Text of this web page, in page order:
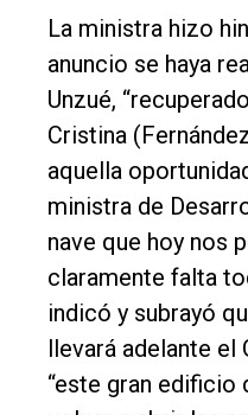
La ministra hizo
anuncio se haya
Unzué,
Cristina
aquella
ministra de
nave que hoy nos
claramente falta
indicó y subrayó
llevará adelante el
“este gran edificio